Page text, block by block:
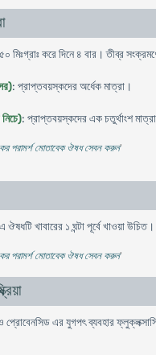
মিঃগ্রাঃ করে দিনে ৪ বার। তীব্র
: প্রাপ্তবয়স্কদের অর্ধেক মাত্রা।
: প্রাপ্তবয়স্কদের এক চতুর্থাংশ
পরামর্শ মোতাবেক ঔষধ সেবন করুন'
খাবারের ১ ঘন্টা পূর্বে খাওয়া উচিত।
পরামর্শ মোতাবেক ঔষধ সেবন করুন'
প্রোবেনসিড এর যুগপৎ ব্যবহার